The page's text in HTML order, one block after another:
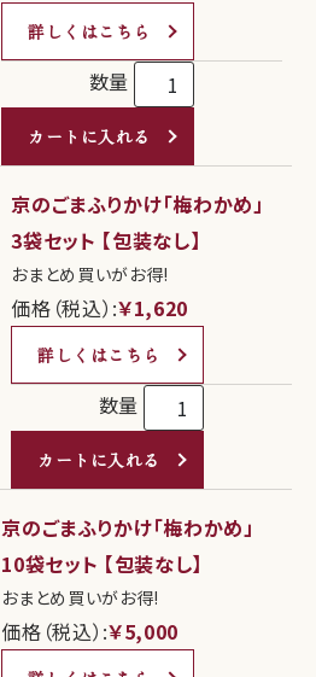
詳しくはこちら
数量
カートに入れる
京のごまふりかけ「梅わかめ」
3袋セット 【包装なし】
おまとめ買いがお得!
価格（税込）:￥1,620
詳しくはこちら
数量
カートに入れる
京のごまふりかけ「梅わかめ」
10袋セット 【包装なし】
おまとめ買いがお得!
価格（税込）:￥5,000